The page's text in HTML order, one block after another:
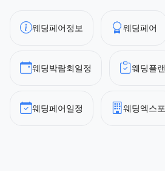
웨딩페어정보 웨딩페어
웨딩박람회일정 웨딩플랜
웨딩페어일정 웨딩엑스포